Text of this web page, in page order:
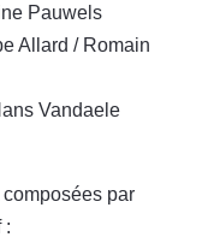
Pauwels
Allard / Romain
Vandaele
par
: